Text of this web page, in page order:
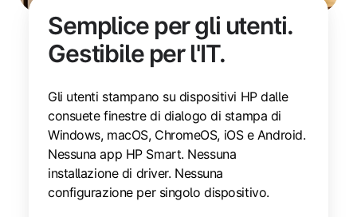
Semplice per gli utenti.
Gestibile per l'IT.
Gli utenti stampano su dispositivi HP dalle
consuete finestre di dialogo di stampa di
Windows, macOS, ChromeOS, iOS e Android.
Nessuna app HP Smart. Nessuna
installazione di driver. Nessuna
configurazione per singolo dispositivo.